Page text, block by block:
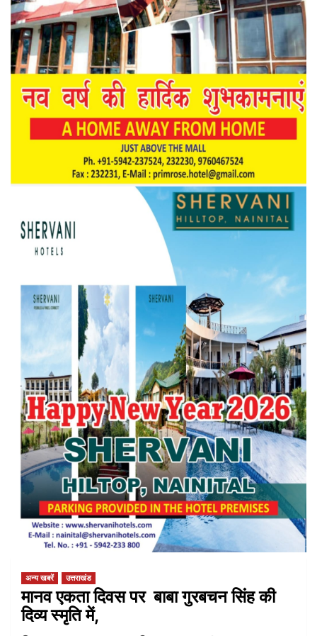
अन्य खबरें उत्तराखंड
मानव एकता दिवस पर बाबा गुरबचन सिंह की
दिव्य स्मृति में,